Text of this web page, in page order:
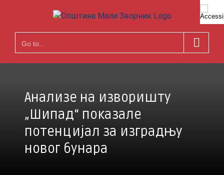
Go to...
Анализе на изворишту
„Шипад“ показале
потенцијал за изградњу
новог бунара